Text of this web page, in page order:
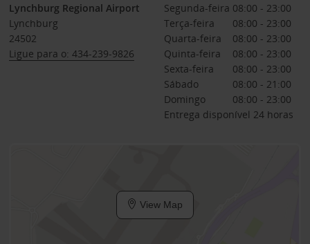
Lynchburg Regional Airport
Lynchburg
24502
Ligue para o: 434-239-9826
Segunda-feira 08:00 - 23:00
Terça-feira
08:00 - 23:00
Quarta-feira
08:00 - 23:00
Quinta-feira
08:00 - 23:00
Sexta-feira
08:00 - 23:00
Sábado
08:00 - 21:00
Domingo
08:00 - 23:00
Entrega disponível 24 horas
View Map